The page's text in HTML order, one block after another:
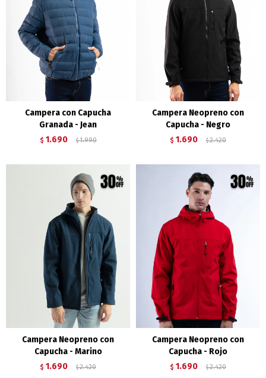
Campera con Capucha
Granada - Jean
$ 1.690 $ 1.990
Campera Neopreno con
Capucha - Negro
$ 1.690 $ 2.420
Campera Neopreno con
Capucha - Marino
$ 1.690 $ 2.420
Campera Neopreno con
Capucha - Rojo
$ 1.690 $ 2.420